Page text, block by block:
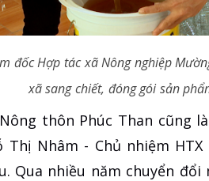
đốc Hợp tác xã Nông nghiệp
xã sang chiết, đóng gói sản
thôn Phúc Than cũng
Nhâm - Chủ nhiệm
Qua nhiều năm chuyển